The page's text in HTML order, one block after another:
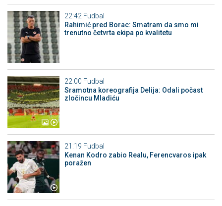
22:42 Fudbal
Rahimić pred Borac: Smatram da smo mi
trenutno četvrta ekipa po kvalitetu
22:00 Fudbal
Sramotna koreografija Delija: Odali počast
zločincu Mladiću
21:19 Fudbal
Kenan Kodro zabio Realu, Ferencvaros ipak
poražen